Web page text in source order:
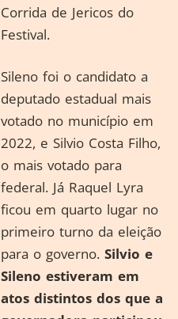
Corrida de Jericos do
Festival.
Sileno foi o candidato a
deputado estadual mais
votado no município em
2022, e Silvio Costa Filho,
o mais votado para
federal. Já Raquel Lyra
ficou em quarto lugar no
primeiro turno da eleição
para o governo. Silvio e
Sileno estiveram em
atos distintos dos que a